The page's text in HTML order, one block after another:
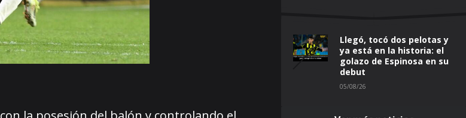
Llegó, tocó dos pelotas y
ya está en la historia: el
golazo de Espinosa en su
debut
05/08/26